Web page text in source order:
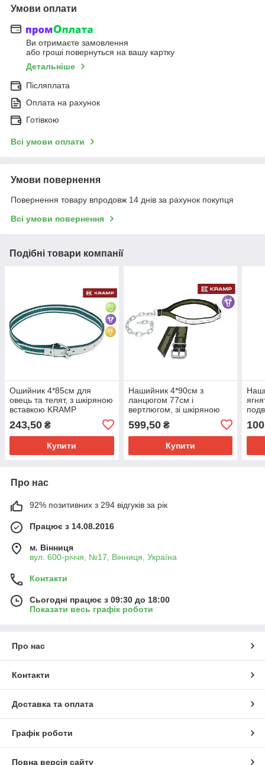
Умови оплати
Ви отримаєте замовлення
або гроші повернуться на вашу картку
Детальніше
Післяплата
Оплата на рахунок
Готівкою
Всі умови оплати
Умови повернення
Повернення товару впродовж 14 днів за рахунок покупця
Всі умови повернення
Подібні товари компанії
Ошийник 4*85см для
овець та телят, з шкіряною
вставкою KRAMP
243,50 ₴
Купити
Нашийник 4*90см з
ланцюгом 77см і
вертлюгом, зі шкіряною
телят KRAMP (Німеччина)
599,50₴
Купити
100
Про нас
92% позитивних з 294 відгуків за рік
Працює з 14.08.2016
м. Вінниця
вул. 600-річчя, №17, Вінниця, Україна
Контакти
Сьогодні працює з 09:30 до 18:00
Показати весь графік роботи
Про нас
Контакти
Доставка та оплата
Графік роботи
Повна версія сайту